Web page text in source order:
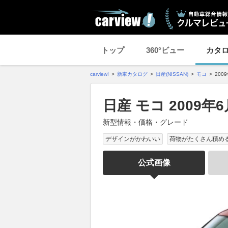
トップ 360°ビュー カタ
carview! 新車カタログ 日産(NISSAN) モコ 2009
日産 モコ 2009年
新型情報・価格・グレード
デザインがかわいい 荷物がたくさん積め
公式画像